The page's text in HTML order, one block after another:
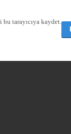
bu tarayıcıya kaydet.